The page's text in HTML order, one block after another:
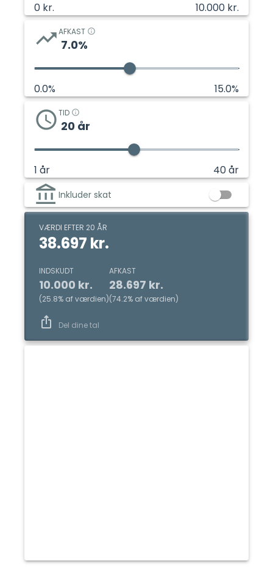
0 kr. 10.000 kr.
AFKAST
7.0%
0.0% 15.0%
TID
20 år
1 år 40år
Inkluder skat
VÆRDI EFTER 20 ÅR
38.697 kr.
INDSKUDT
10.000 kr.
(25.8% af værdien)
AFKAST
28.697 kr.
(74.2% af værdien)
Del dine tal